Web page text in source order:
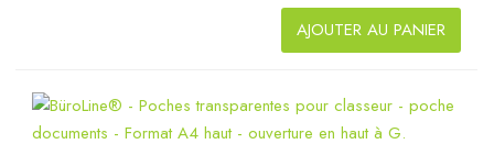
AJOUTER AU PANIER